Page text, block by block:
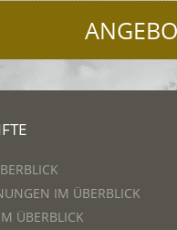
IM ÜBERBLICK
ÜBERBLICK